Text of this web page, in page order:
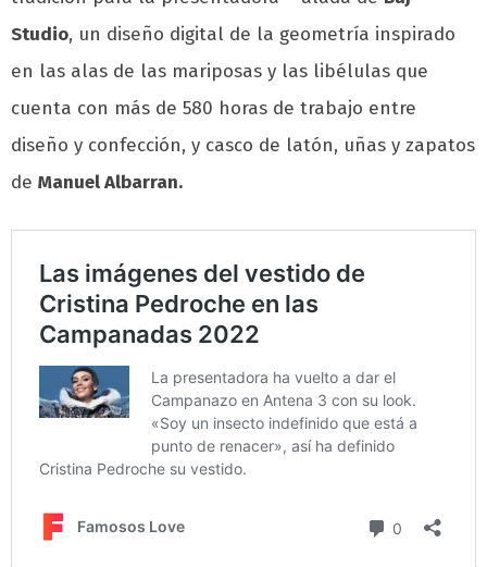
Studio, un diseño digital de la geometría inspirado
en las alas de las mariposas y las libélulas que
cuenta con más de 580 horas de trabajo entre
diseño y confección, y casco de latón, uñas y zapatos
de Manuel Albarran.